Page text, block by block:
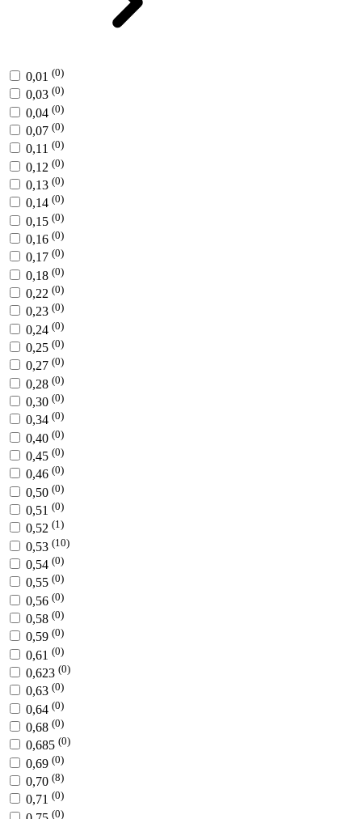
0,01 (0)
0,03 (0)
0,04 (0)
0,07 (0)
0,11 (0)
0,12 (0)
0,13 (0)
0,14 (0)
0,15 (0)
0,16 (0)
0,17 (0)
0,18 (0)
0,22 (0)
0,23 (0)
0,24 (0)
0,25 (0)
0,27 (0)
0,28 (0)
0,30 (0)
0,34 (0)
0,40 (0)
0,45 (0)
0,46 (0)
0,50 (0)
0,51 (0)
0,52 (1)
0,53 (10)
0,54 (0)
0,55 (0)
0,56 (0)
0,58 (0)
0,59 (0)
0,61 (0)
0,623 (0)
0,63 (0)
0,64 (0)
0,68 (0)
0,685 (0)
0,69 (0)
0,70 (8)
0,71 (0)
(0)